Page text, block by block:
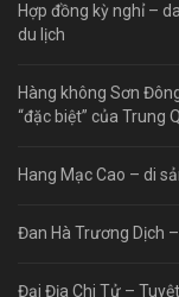
Hợp đồng kỳ nghỉ –
du lịch
Hàng không Sơn
“đặc biệt” của Trung
Hang Mạc Cao – di
Đan Hà Trương Dịch
Đại Địa Chi Tử –